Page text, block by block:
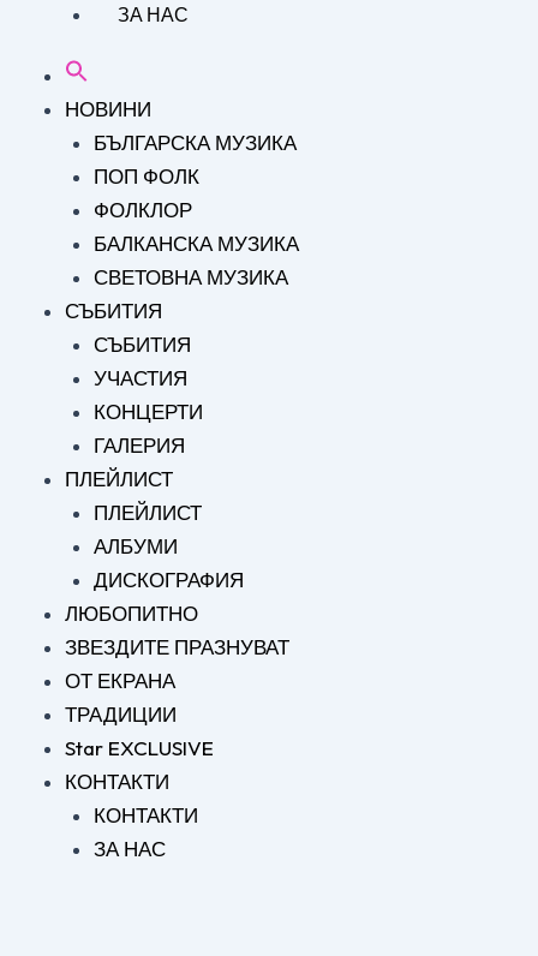
ЗА НАС
НОВИНИ
БЪЛГАРСКА МУЗИКА
ПОП ФОЛК
ФОЛКЛОР
БАЛКАНСКА МУЗИКА
СВЕТОВНА МУЗИКА
СЪБИТИЯ
СЪБИТИЯ
УЧАСТИЯ
КОНЦЕРТИ
ГАЛЕРИЯ
ПЛЕЙЛИСТ
ПЛЕЙЛИСТ
АЛБУМИ
ДИСКОГРАФИЯ
ЛЮБОПИТНО
ЗВЕЗДИТЕ ПРАЗНУВАТ
ОТ ЕКРАНА
ТРАДИЦИИ
Star EXCLUSIVE
КОНТАКТИ
КОНТАКТИ
ЗА НАС